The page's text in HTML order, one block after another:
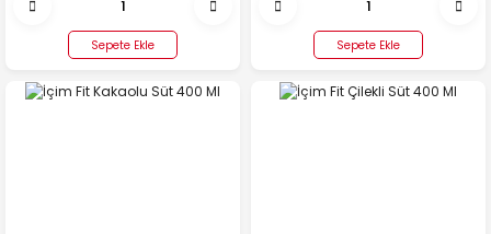
Sepete Ekle Sepete Ekle